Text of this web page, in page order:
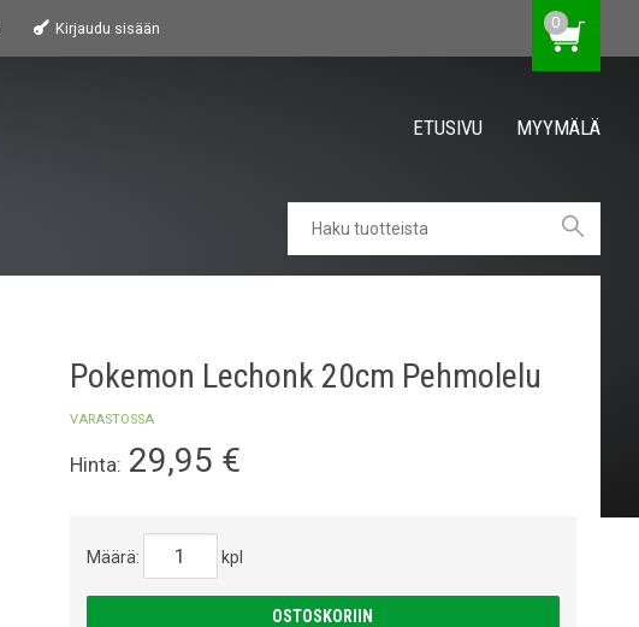
Kirjaudu sisään 0
ETUSIVU MYYMÄLÄ
Pokemon Lechonk 20cm Pehmolelu
VARASTOSSA
Hinta: 29,95 €
Määrä: kpl
OSTOSKORIIN